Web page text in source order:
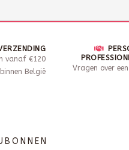
open van 10 - 17u30
vanaf €120
binnen België
Vragen over